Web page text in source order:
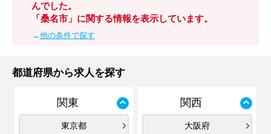
んでした。
「桑名市」に関する情報を表示しています。
→他の条件で探す
都道府県から求人を探す
関東
東京都
関西
大阪府